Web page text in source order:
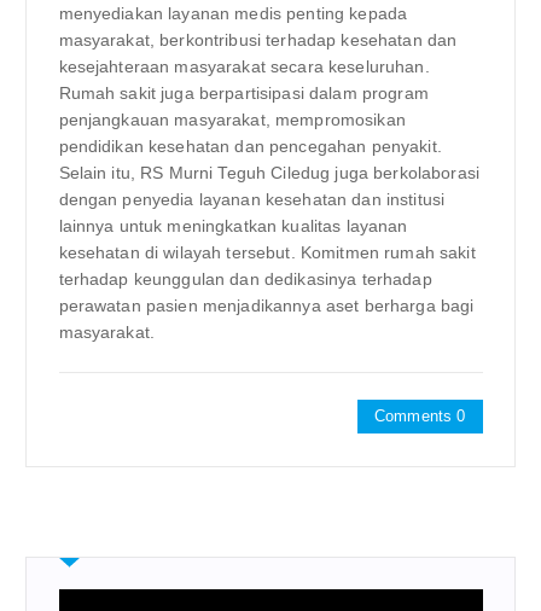
menyediakan layanan medis penting kepada
masyarakat, berkontribusi terhadap kesehatan dan
kesejahteraan masyarakat secara keseluruhan.
Rumah sakit juga berpartisipasi dalam program
penjangkauan masyarakat, mempromosikan
pendidikan kesehatan dan pencegahan penyakit.
Selain itu, RS Murni Teguh Ciledug juga berkolaborasi
dengan penyedia layanan kesehatan dan institusi
lainnya untuk meningkatkan kualitas layanan
kesehatan di wilayah tersebut. Komitmen rumah sakit
terhadap keunggulan dan dedikasinya terhadap
perawatan pasien menjadikannya aset berharga bagi
masyarakat.
Comments 0